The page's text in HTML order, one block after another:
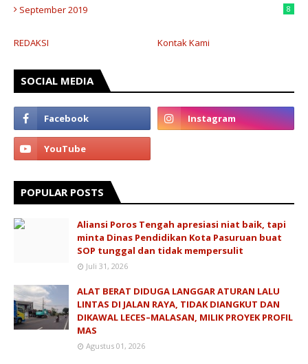
September 2019 8
REDAKSI Kontak Kami
SOCIAL MEDIA
POPULAR POSTS
Aliansi Poros Tengah apresiasi niat baik, tapi
minta Dinas Pendidikan Kota Pasuruan buat
SOP tunggal dan tidak mempersulit
Juli 31, 2026
ALAT BERAT DIDUGA LANGGAR ATURAN LALU
LINTAS DI JALAN RAYA, TIDAK DIANGKUT DAN
DIKAWAL LECES–MALASAN, MILIK PROYEK PROFIL
MAS
Agustus 01, 2026